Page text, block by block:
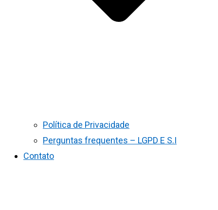
Política de Privacidade
Perguntas frequentes – LGPD E S.I
Contato